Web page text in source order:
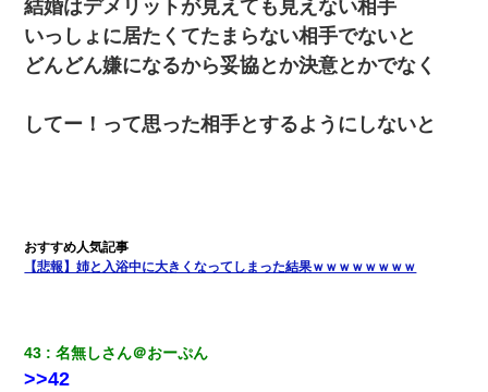
結婚はデメリットが見えても見えない相手
いっしょに居たくてたまらない相手でないと
どんどん嫌になるから妥協とか決意とかでなく
してー！って思った相手とするようにしないと
【悲報】姉と入浴中に大きくなってしまった結果ｗｗｗｗｗｗｗｗ
43 名無しさん＠おーぷん
>>42